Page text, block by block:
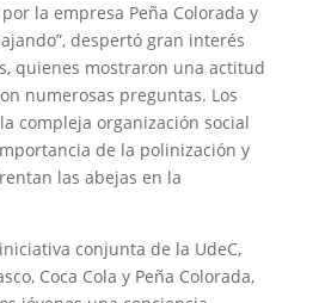
la empresa Peña Colorada y
despertó gran interés
quienes mostraron una actitud
numerosas preguntas. Los
compleja organización social
de la polinización y
las abejas en la
conjunta de la UdeC,
Coca Cola y Peña Colorada,